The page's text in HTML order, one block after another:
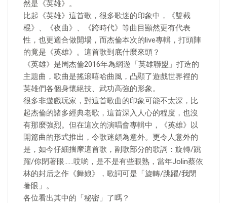
然是《英雄》。
比起《英雄》這首歌，很多歌迷的印象中，《雙截
棍》、《夜曲》、《跨時代》等曲目顯然更有代表
性，也更適合做開場，而杰倫本次的live專輯，打頭陣
的竟是《英雄》。這首歌到底什麼來頭？
《英雄》是周杰倫2016年為網遊「英雄聯盟」打造的
主題曲，歌曲是搖滾嘻哈曲風，凸顯了遊戲世界裡的
英雄們各個身懷絕技、武功高強的形象。
很多非遊戲玩家，對這首歌曲的印象可能不太深，比
起杰倫的諸多經典老歌，這首深入人心的程度，也沒
有那麼強烈。但在這次的演唱會專輯中，《英雄》以
開篇曲的形式推出，令歌迷頗為意外。更令人意外的
是，如今仔細揣摩這首歌，副歌部分的歌詞：旋轉/跳
躍/你閉著眼……哎喲，是不是有些眼熟，當年Jolin蔡依
林的封后之作《舞娘》，歌詞可是「旋轉/跳躍/我閉
著眼」。
各位看出其中的「秘密」了嗎？